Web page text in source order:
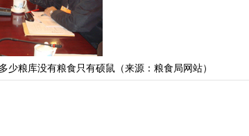
粮库没有粮食只有硕鼠（来源：粮食局网站）